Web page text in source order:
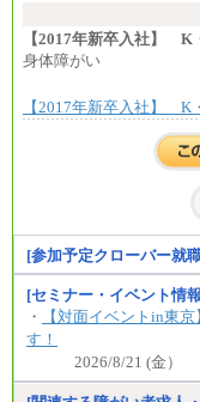
②④⑦⑩月
⑨月給：
※経験
【2017年新卒入社】 K
身体障がい
【2017年新卒入社】 K
[参加予定クローバー就
[セミナー・イベント情
・
【対面イベントin東
す！
2026/8/21 (金）